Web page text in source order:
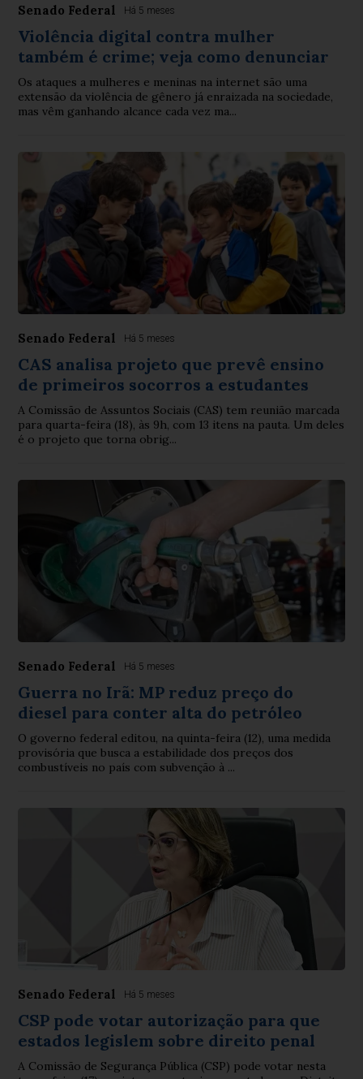
Senado Federal Há 5 meses
Violência digital contra mulher
também é crime; veja como denunciar
Os ataques a mulheres e meninas na internet são uma
extensão da violência de gênero já enraizada na sociedade,
mas vêm ganhando alcance cada vez ma...
Senado Federal Há 5 meses
CAS analisa projeto que prevê ensino
de primeiros socorros a estudantes
A Comissão de Assuntos Sociais (CAS) tem reunião marcada
para quarta-feira (18), às 9h, com 13 itens na pauta. Um deles
é o projeto que torna obrig...
Senado Federal Há 5 meses
Guerra no Irã: MP reduz preço do
diesel para conter alta do petróleo
O governo federal editou, na quinta-feira (12), uma medida
provisória que busca a estabilidade dos preços dos
combustíveis no país com subvenção à ...
Senado Federal Há 5 meses
CSP pode votar autorização para que
estados legislem sobre direito penal
A Comissão de Segurança Pública (CSP) pode votar nesta